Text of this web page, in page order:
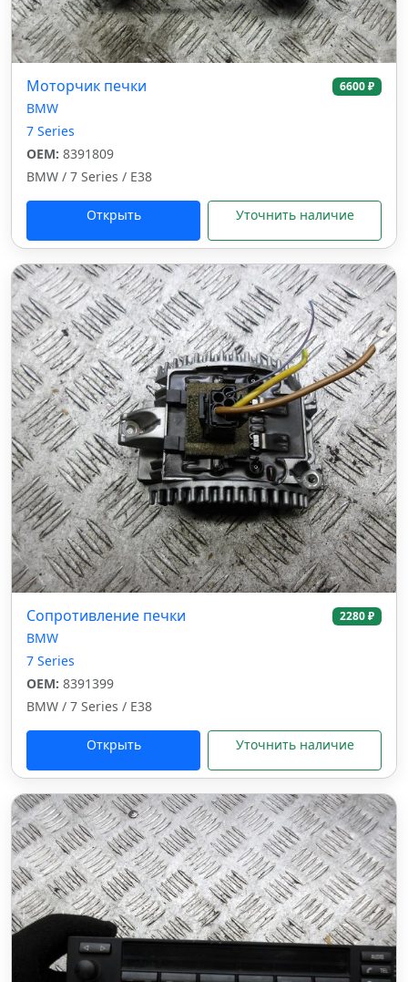
Моторчик печки 6600 ₽
BMW
7 Series
OEM: 8391809
BMW / 7 Series / E38
Открыть Уточнить наличие
Сопротивление печки 2280 ₽
BMW
7 Series
OEM: 8391399
BMW / 7 Series / E38
Открыть Уточнить наличие